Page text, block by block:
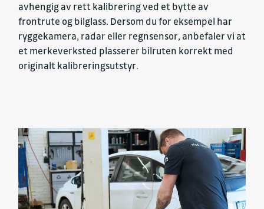
avhengig av rett kalibrering ved et bytte av
frontrute og bilglass. Dersom du for eksempel har
ryggekamera, radar eller regnsensor, anbefaler vi at
et merkeverksted plasserer bilruten korrekt med
originalt kalibreringsutstyr.